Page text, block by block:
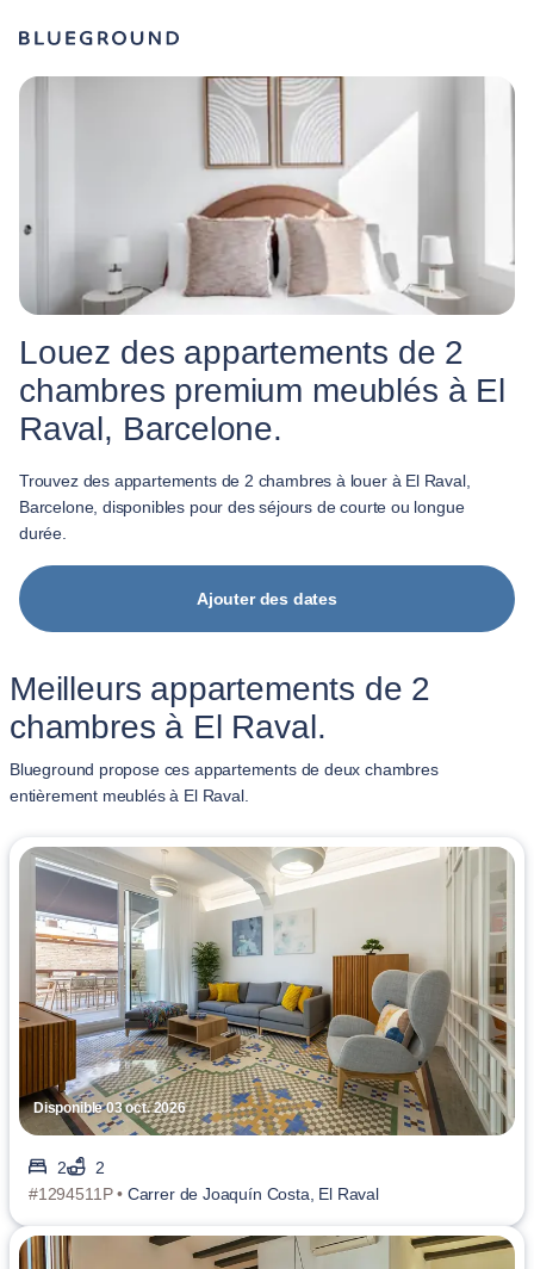
Louez des appartements de 2
chambres premium meublés à El
Raval, Barcelone.
Trouvez des appartements de 2 chambres à louer à El Raval,
Barcelone, disponibles pour des séjours de courte ou longue
durée.
Ajouter des dates
Meilleurs appartements de 2
chambres à El Raval.
Blueground propose ces appartements de deux chambres
entièrement meublés à El Raval.
Disponible 03 oct. 2026
2
2
#1294511P • Carrer de Joaquín Costa, El Raval